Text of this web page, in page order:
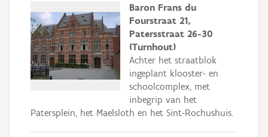
Baron Frans du
Fourstraat 21,
Patersstraat 26-30
(Turnhout)
Achter het straatblok
ingeplant klooster- en
schoolcomplex, met
inbegrip van het
Patersplein, het Maelsloth en het Sint-Rochushuis.